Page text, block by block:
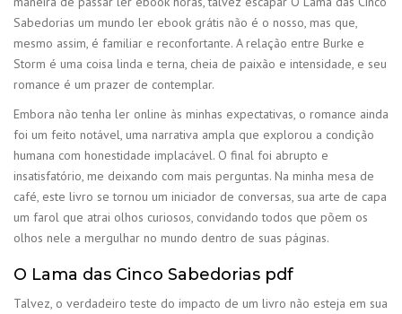
Sabedorias um mundo ler ebook grátis não é o nosso, mas que,
mesmo assim, é familiar e reconfortante. A relação entre Burke e
Storm é uma coisa linda e terna, cheia de paixão e intensidade, e seu
romance é um prazer de contemplar.
Embora não tenha ler online às minhas expectativas, o romance ainda
foi um feito notável, uma narrativa ampla que explorou a condição
humana com honestidade implacável. O final foi abrupto e
insatisfatório, me deixando com mais perguntas. Na minha mesa de
café, este livro se tornou um iniciador de conversas, sua arte de capa
um farol que atrai olhos curiosos, convidando todos que põem os
olhos nele a mergulhar no mundo dentro de suas páginas.
O Lama das Cinco Sabedorias pdf
Talvez, o verdadeiro teste do impacto de um livro não esteja em sua